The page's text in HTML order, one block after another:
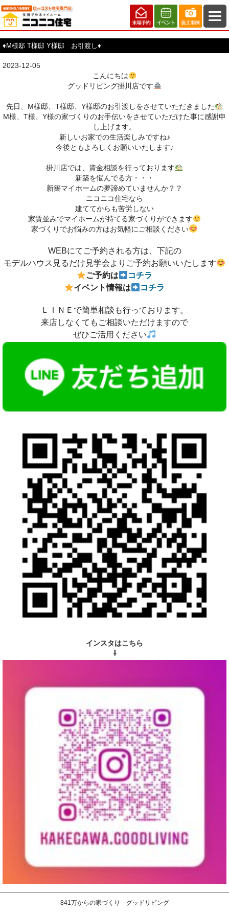
♦M様邸 T様邸 Y様邸 お引渡し♦
2023-12-05
こんにちは
グッドリビング掛川店です
先日、M様邸、T様邸、Y様邸のお引渡しをさせていただきました
M様、T様、Y様の家づくりのお手伝いをさせていただけた事に感謝申
し上げます。
新しいお家での生活楽しみですね♪
今後ともよろしくお願いいたします♪
掛川店では、資金相談を行っております
新築を悩んでる方・・・
新築マイホームの夢諦めていませんか？？
ニコニコ住宅なら
建ててからも苦労しない
家賃並みでマイホームが持てる家づくりができます
家づくりでお悩みの方はお気軽にご相談ください
WEBにてご予約される方は、下記の
モデルハウス見るだけ見学会よりご予約お願いいたします
ご予約は
コチラ
イベン ト情報は コチラ
ＬＩＮＥで簡単相談も行っております。
来店しなくてもご相談いただけますので
ぜひご活用ください
インスタはこちら
⇩
841万からの家づくり グッドリビング